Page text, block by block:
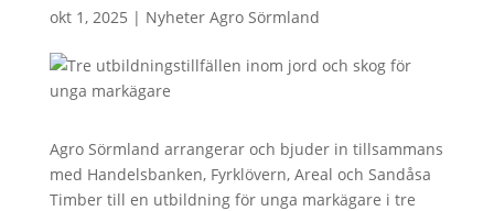
okt 1, 2025 | Nyheter Agro Sörmland
Agro Sörmland arrangerar och bjuder in tillsammans
med Handelsbanken, Fyrklövern, Areal och Sandåsa
Timber till en utbildning för unga markägare i tre